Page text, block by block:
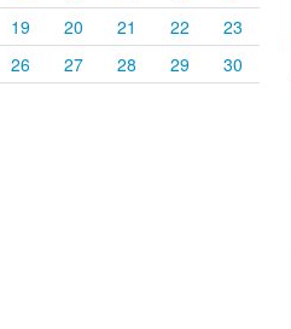
19 20 21 22
23
26 27 28 29
30